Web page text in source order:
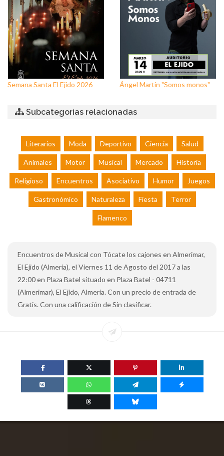
Semana Santa El Ejido 2026 Ángel Martín "Somos monos"
Subcategorías relacionadas
Literarios Moda Deportivo Ciencia Salud
Animales Motor Musical Mercado Historia
Religioso Encuentros Asociativo Humor Juegos
Gastronómico Naturaleza Fiesta Terror
Flamenco
Encuentros de Musical con Tócate los cajones en Almerimar,
El Ejido (Almería), el Viernes 11 de Agosto del 2017 a las
22:00 en Plaza Batel situado en Plaza Batel - 04711
(Almerimar), El Ejido, Almería. Con un precio de entrada de
Gratis. Con una calificación de Sin clasificar.